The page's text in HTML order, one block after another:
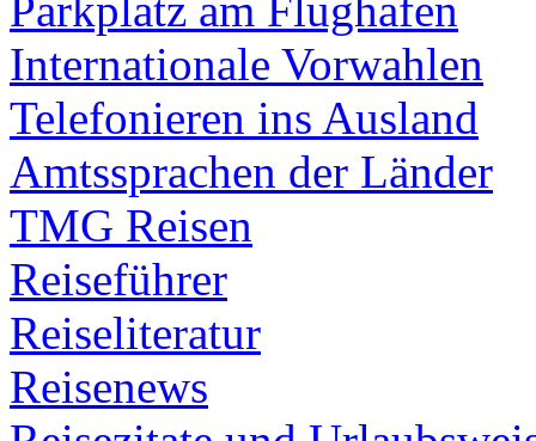
Internationale Vorwahlen
Telefonieren ins Ausland
Amtssprachen der Länder
TMG Reisen
Reiseführer
Reiseliteratur
Reisenews